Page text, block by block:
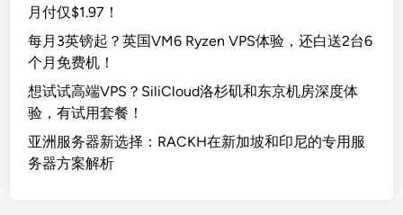
月付仅$1.97！
每月3英镑起？英国VM6 Ryzen VPS体验，还白送2台6
个月免费机！
想试试高端VPS？SiliCloud洛杉矶和东京机房深度体
验，有试用套餐！
亚洲服务器新选择：RACKH在新加坡和印尼的专用服
务器方案解析